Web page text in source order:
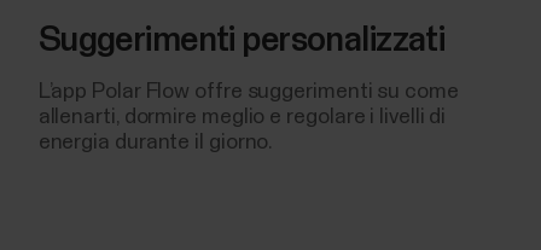
Suggerimenti personalizzati
L’app Polar Flow offre suggerimenti su come
allenarti, dormire meglio e regolare i livelli di
energia durante il giorno.